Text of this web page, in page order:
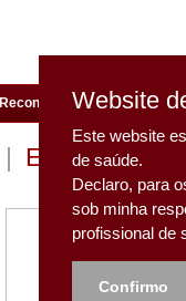
Reconstrução e Estética
| Endodontia -
Website
Este website
de saúde.
Declaro, para
sob minha
profissional de
Confirmo